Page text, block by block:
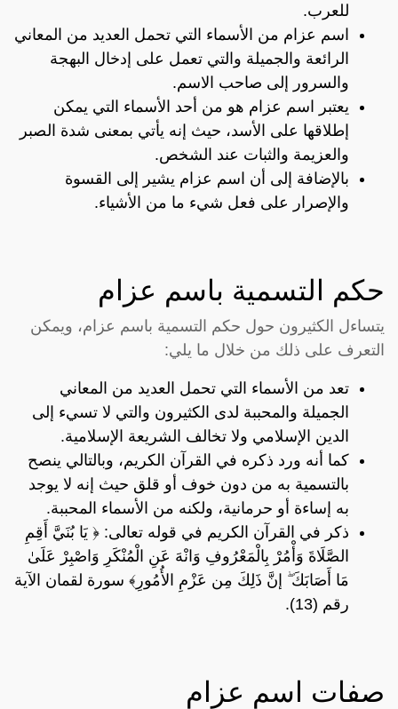
للعرب.
اسم عزام من الأسماء التي تحمل العديد من المعاني
الرائعة والجميلة والتي تعمل على إدخال البهجة
والسرور إلى صاحب الاسم.
يعتبر اسم عزام هو من أحد الأسماء التي يمكن
إطلاقها على الأسد، حيث إنه يأتي بمعنى شدة الصبر
والعزيمة والثبات عند الشخص.
بالإضافة إلى أن اسم عزام يشير إلى القسوة
والإصرار على فعل شيء ما من الأشياء.
حكم التسمية باسم عزام
يتساءل الكثيرون حول حكم التسمية باسم عزام، ويمكن
التعرف على ذلك من خلال ما يلي:
تعد من الأسماء التي تحمل العديد من المعاني
الجميلة والمحببة لدى الكثيرون والتي لا تسيء إلى
الدين الإسلامي ولا تخالف الشريعة الإسلامية.
كما أنه ورد ذكره في القرآن الكريم، وبالتالي ينصح
بالتسمية به من دون خوف أو قلق حيث إنه لا يوجد
به إساءة أو حرمانية، ولكنه من الأسماء المحببة.
ذكر في القرآن الكريم في قوله تعالى: ﴿ يَا بُنَيَّ أَقِمِ
الصَّلَاةَ وَأْمُرْ بِالْمَعْرُوفِ وَانْهَ عَنِ الْمُنْكَرِ وَاصْبِرْ عَلَىٰ
مَا أَصَابَكَ ۖ إنَّ ذَلِكَ مِن عَزْمِ الأُمُورِ﴾ سورة لقمان الآية
رقم (13).
صفات اسم عزام